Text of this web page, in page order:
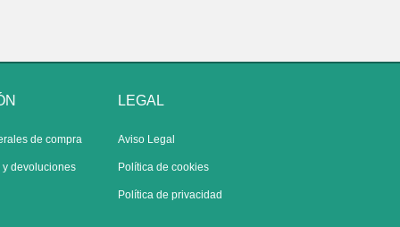
de compra
y devoluciones
LEGAL
Aviso Legal
Política de cookies
Política de privacidad